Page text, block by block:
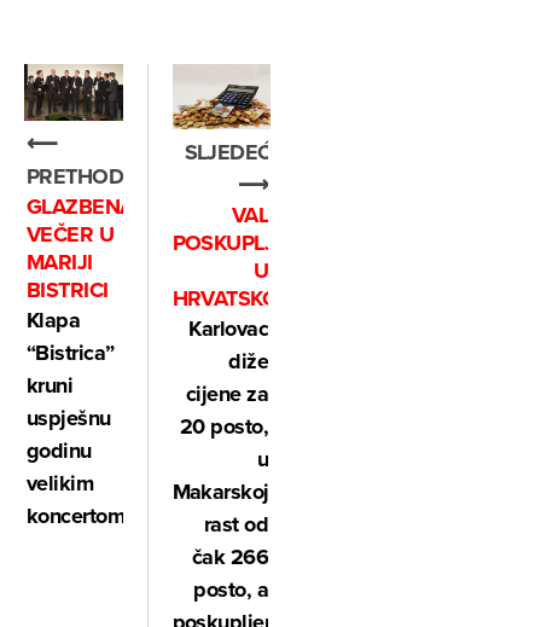
⟵
PRETHODNO
GLAZBENA
VEČER U
MARIJI
BISTRICI
Klapa
“Bistrica”
kruni
uspješnu
godinu
velikim
koncertom
SLJEDEĆE
⟶
VAL
POSKUPLJENJA
U
HRVATSKOJ
Karlovac
diže
cijene za
20 posto,
u
Makarskoj
rast od
čak 266
posto, a